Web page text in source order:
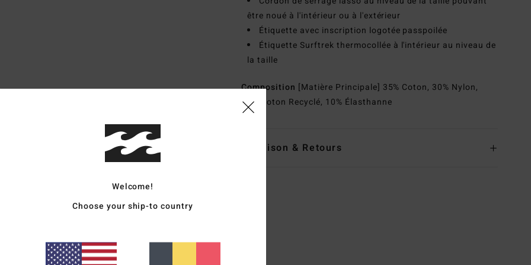
être noué à l'intérieur ou à l'extérieur
Étiquette avec inscription logotée passpoilée
Étiquette Surftrek thermocollée à l'intérieur au niveau de
la taille
Composition [Matière Principale] 35% Coton, 30% Nylon,
25% Coton Recyclé, 10% Élasthanne
Livraison & Retours
Note moyenne
Welcome!
Choose your ship-to country